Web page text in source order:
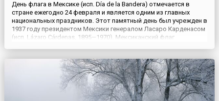
День флага в Мексике (исп. Día de la Bandera) отмечается в
стране ежегодно 24 февраля и является одним из главных
национальных праздников. Этот памятный день был учрежден в
1937 году президентом Мексики генералом Ласаро Карденасом
(исп. Lázaro Cárdenas, 1895—1970). Мексиканский флаг
равновеликих вер...